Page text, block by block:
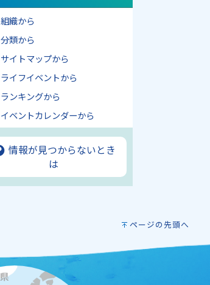
組織から
分類から
サイトマップから
ライフイベントから
ランキングから
イベントカレンダーから
情報が見つからないとき
は
ページの先頭へ